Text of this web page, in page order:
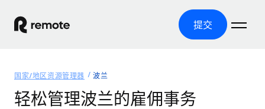
提交
产品
国家/地区资源管理器 波兰
轻松管理波兰的雇佣事务